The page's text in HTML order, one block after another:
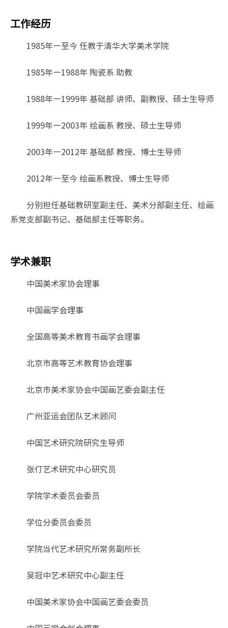
工作经历
1985年—至今 任教于清华大学美术学院
1985年—1988年 陶瓷系 助教
1988年—1999年 基础部 讲师、副教授、硕士生导师
1999年—2003年 绘画系 教授、硕士生导师
2003年—2012年 基础部 教授、博士生导师
2012年—至今 绘画系教授、博士生导师
分别担任基础教研室副主任、美术分部副主任、绘画
系党支部副书记、基础部主任等职务。
学术兼职
中国美术家协会理事
中国画学会理事
全国高等美术教育书画学会理事
北京市高等艺术教育协会理事
北京市美术家协会中国画艺委会副主任
广州亚运会团队艺术顾问
中国艺术研究院研究生导师
张仃艺术研究中心研究员
学院学术委员会委员
学位分委员会委员
学院当代艺术研究所常务副所长
吴冠中艺术研究中心副主任
中国美术家协会中国画艺委会委员